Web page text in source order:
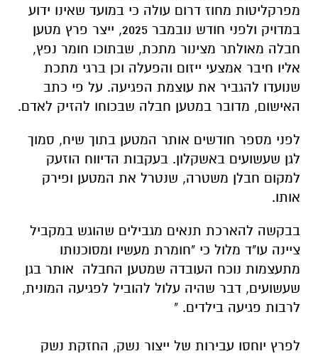
מפרקליטות מחוז דרום עולה כי במועד שאינו ידוע
במדויק ולפני חודש נובמבר 2025, ייצר פרץ מטען
חבלה מאולתר מצינור מתכת, שבתוכו חומר נפץ,
אליו חיבר אמצעי ייזום והפעלה וכן ברגי מתכת
שנועדו להגביר את עוצמת הפגיעה. על פי כתב
האישום, מדובר במטען חבלה שבכוחו להזיק לאדם.
לפני מספר חודשים אותר המטען בתוך שיח, סמוך
לגן שעשועים באשקלון. בעקבות הדיווח הוזעק
למקום חבלן משטרה, שנטרל את המטען ופירק
אותו.
בבקשה להארכת תנאים מגבילים שהוגש במקביל
ציינה עו"ד מלול כי "חומרת מעשיו ומסוכנותו
מתעצמות נוכח העובדה שמטען החבלה אותר בגן
שעשועים, דבר שהיה עלול להוביל לפגיעה המונית,
לרבות פגיעה בילדים. "
לפרץ יוחסו עבירות של ייצור נשק, החזקת נשק